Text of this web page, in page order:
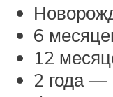
6
12
2 года —